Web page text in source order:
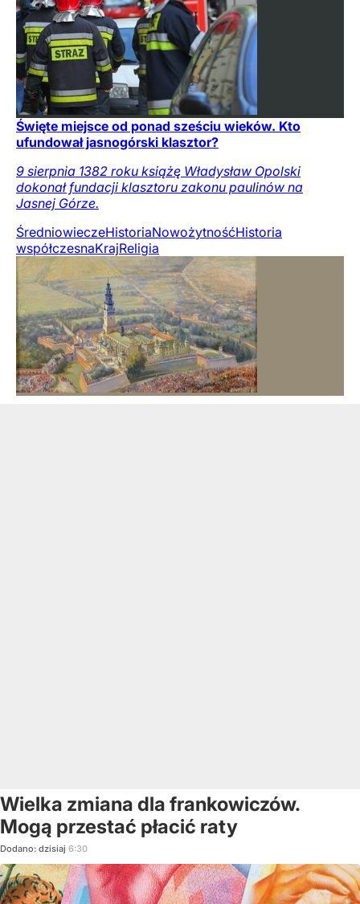
Święte miejsce od ponad sześciu wieków. Kto
ufundował jasnogórski klasztor?
9 sierpnia 1382 roku książę Władysław Opolski
dokonał fundacji klasztoru zakonu paulinów na
Jasnej Górze.
ŚredniowieczeHistoriaNowożytnośćHistoria
współczesnaKrajReligia
Wielka zmiana dla frankowiczów.
Mogą przestać płacić raty
Dodano: dzisiaj 6:30